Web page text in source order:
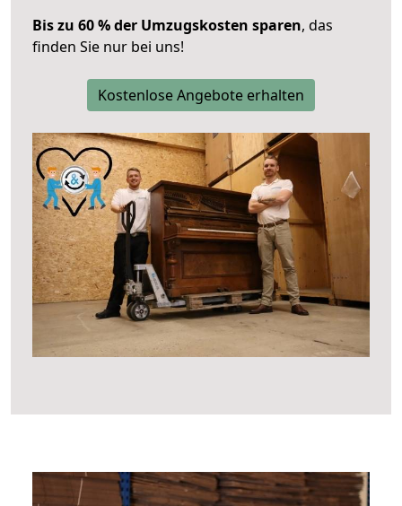
Bis zu 60 % der Umzugskosten sparen, das
finden Sie nur bei uns!
Kostenlose Angebote erhalten